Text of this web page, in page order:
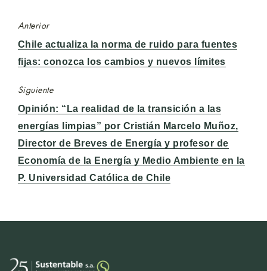
Anterior
Entrada
anterior:
Chile actualiza la norma de ruido para fuentes
fijas: conozca los cambios y nuevos límites
Siguiente
Entrada
siguiente:
Opinión: “La realidad de la transición a las
energías limpias” por Cristián Marcelo Muñoz,
Director de Breves de Energía y profesor de
Economía de la Energía y Medio Ambiente en la
P. Universidad Católica de Chile